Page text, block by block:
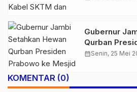
Gubernur
Qurban
Mesjid
calendar_monthSenin, 25 Mei
KOMENTAR (0)